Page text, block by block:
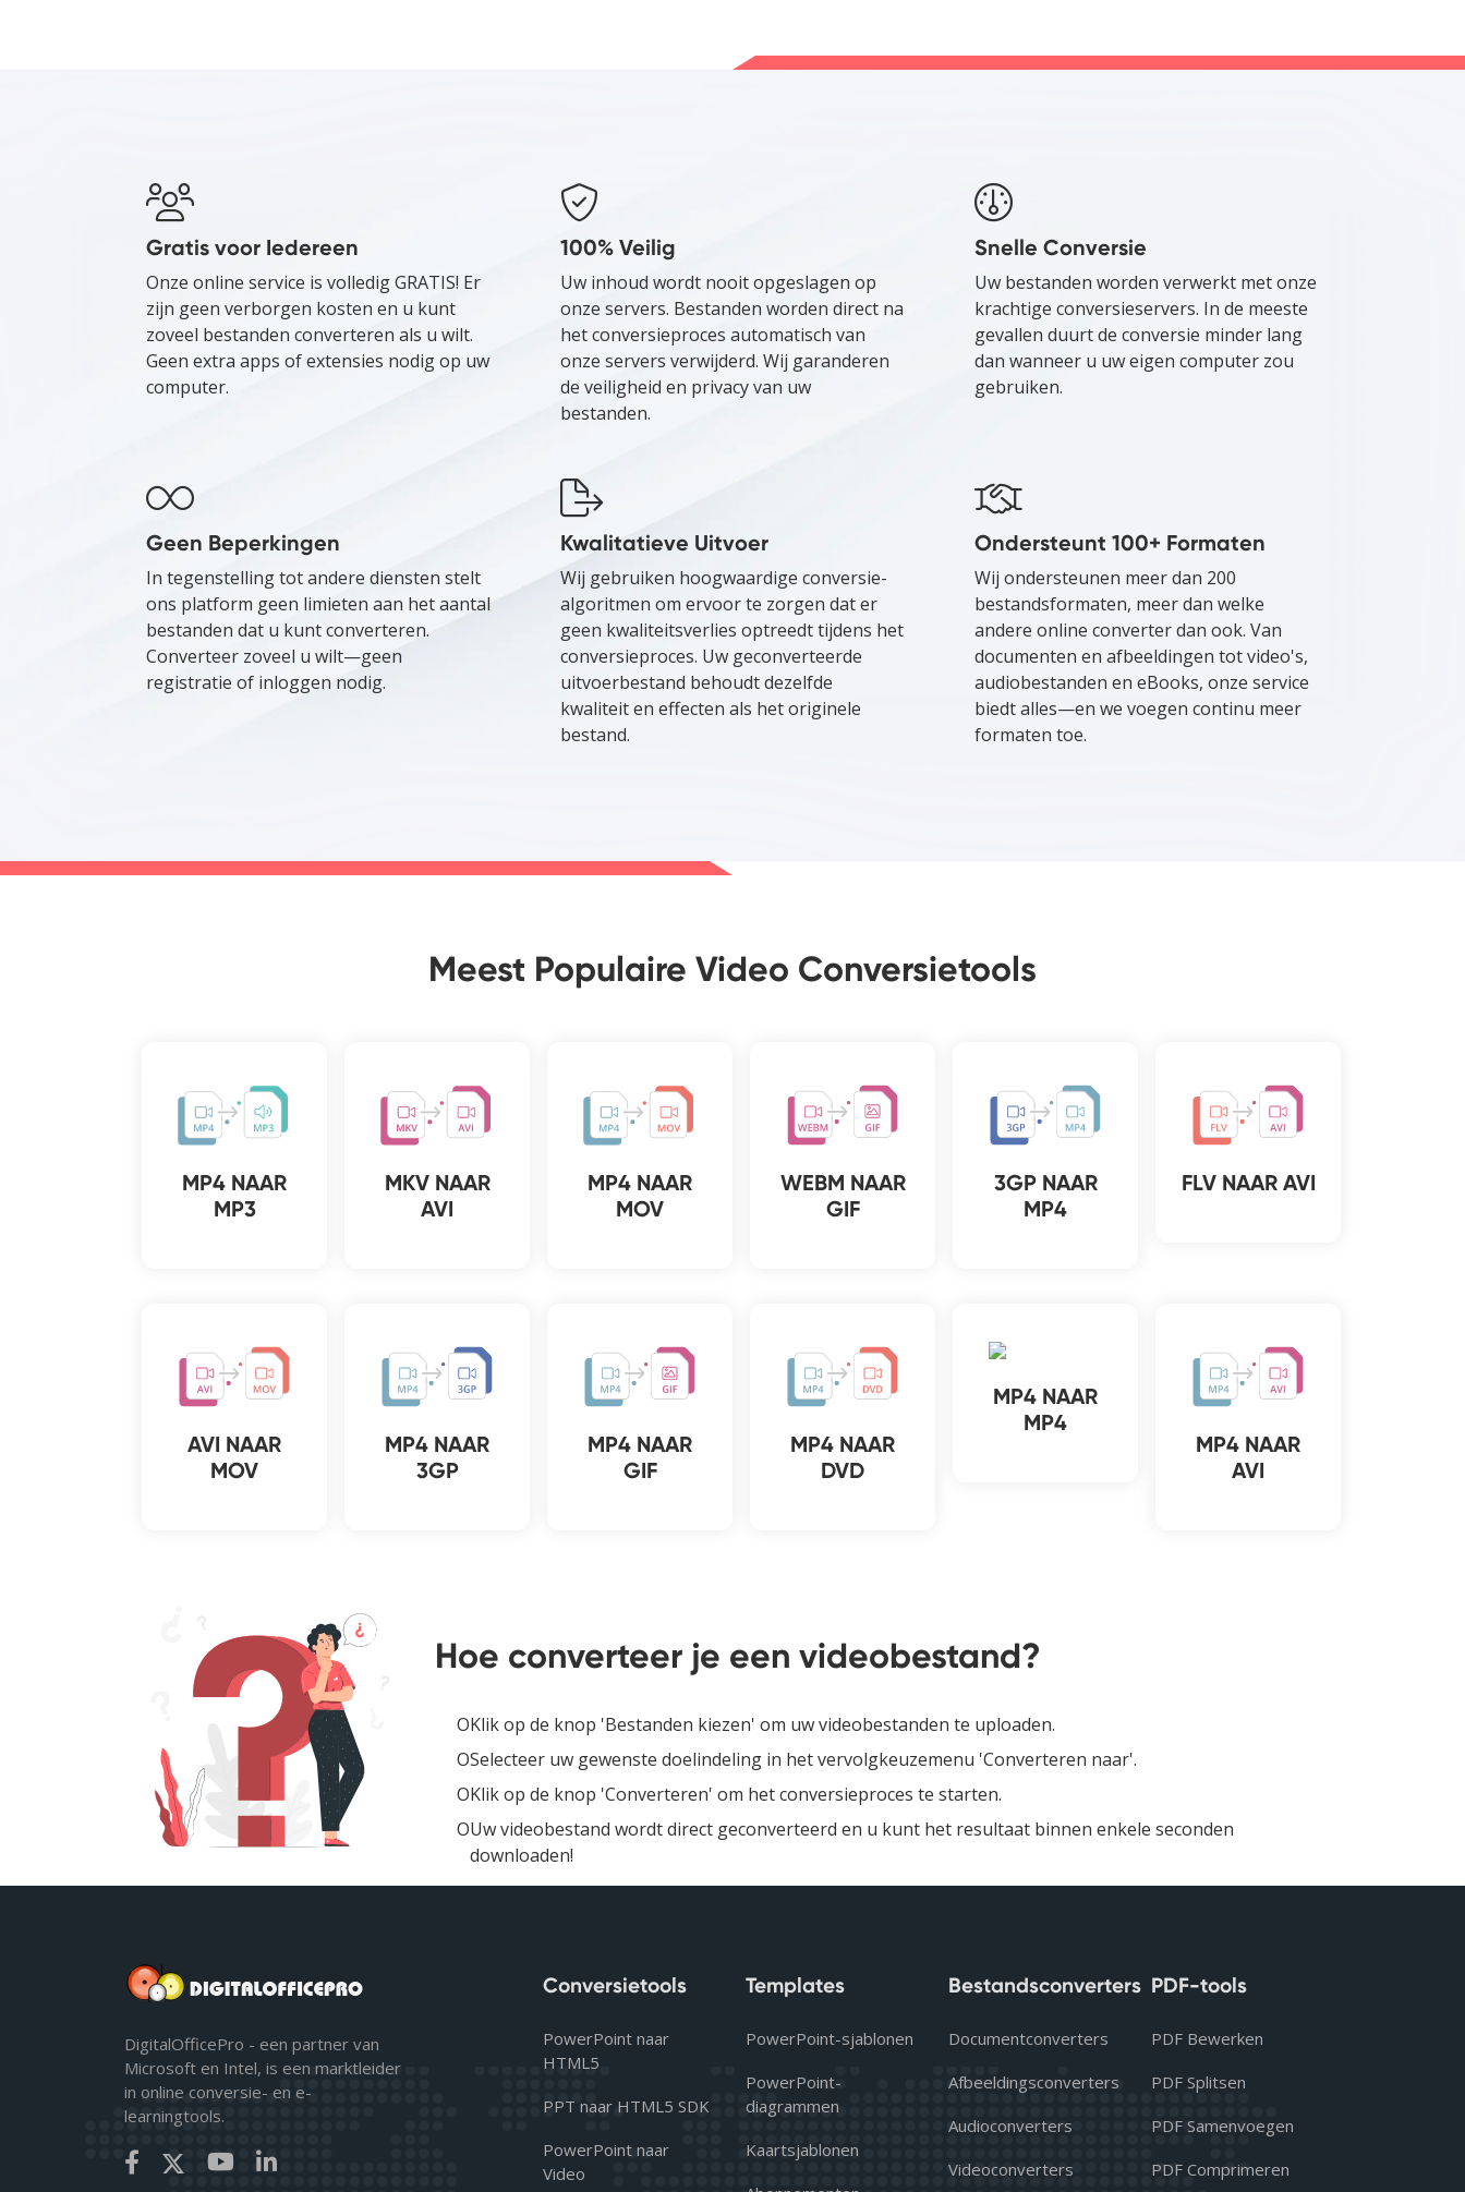
Gratis voor Iedereen
Onze online service is volledig GRATIS! Er
zijn geen verborgen kosten en u kunt
zoveel bestanden converteren als u wilt.
Geen extra apps of extensies nodig op uw
computer.
100% Veilig
Uw inhoud wordt nooit opgeslagen op
onze servers. Bestanden worden direct na
het conversieproces automatisch van
onze servers verwijderd. Wij garanderen
de veiligheid en privacy van uw
bestanden.
Snelle Conversie
Uw bestanden worden verwerkt met onze
krachtige conversieservers. In de meeste
gevallen duurt de conversie minder lang
dan wanneer u uw eigen computer zou
gebruiken.
Geen Beperkingen
In tegenstelling tot andere diensten stelt
ons platform geen limieten aan het aantal
bestanden dat u kunt converteren.
Converteer zoveel u wilt—geen
registratie of inloggen nodig.
Kwalitatieve Uitvoer
Wij gebruiken hoogwaardige conversie-
algoritmen om ervoor te zorgen dat er
geen kwaliteitsverlies optreedt tijdens het
conversieproces. Uw geconverteerde
uitvoerbestand behoudt dezelfde
kwaliteit en effecten als het originele
bestand.
Ondersteunt 100+ Formaten
Wij ondersteunen meer dan 200
bestandsformaten, meer dan welke
andere online converter dan ook. Van
documenten en afbeeldingen tot video's,
audiobestanden en eBooks, onze service
biedt alles—en we voegen continu meer
formaten toe.
Meest Populaire Video Conversietools
MP4 NAAR
MP3
MKV NAAR
AVI
MP4 NAAR
MOV
WEBM NAAR
GIF
3GP NAAR
MP4
FLV NAAR AVI
AVI NAAR
MOV
MP4 NAAR
3GP
MP4 NAAR
GIF
MP4 NAAR
DVD
MP4 NAAR
MP4
MP4 NAAR
AVI
Hoe converteer je een videobestand?
Klik op de knop 'Bestanden kiezen' om uw videobestanden te uploaden.
Selecteer uw gewenste doelindeling in het vervolgkeuzemenu 'Converteren naar'.
Klik op de knop 'Converteren' om het conversieproces te starten.
Uw videobestand wordt direct geconverteerd en u kunt het resultaat binnen enkele seconden
downloaden!
DigitalOfficePro - een partner van
Microsoft en Intel, is een marktleider
in online conversie- en e-
learningtools.
Conversietools
PowerPoint naar
HTML5
PPT naar HTML5 SDK
PowerPoint naar
Video
Templates
PowerPoint-sjablonen
PowerPoint-
diagrammen
Kaartsjablonen
Bestandsconverters
Documentconverters
Afbeeldingsconverters
Audioconverters
Videoconverters
PDF-tools
PDF Bewerken
PDF Splitsen
PDF Samenvoegen
PDF Comprimeren